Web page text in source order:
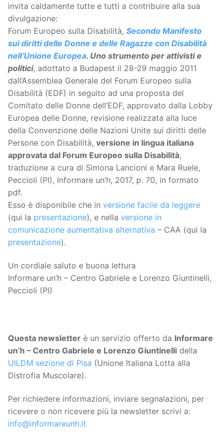
invita caldamente tutte e tutti a contribuire alla sua
divulgazione:
Forum Europeo sulla Disabilità, Secondo Manifesto
sui diritti delle Donne e delle Ragazze con Disabilità
nell’Unione Europea. Uno strumento per attivisti e
politici, adottato a Budapest il 28-29 maggio 2011
dall’Assemblea Generale del Forum Europeo sulla
Disabilità (EDF) in seguito ad una proposta del
Comitato delle Donne dell’EDF, approvato dalla Lobby
Europea delle Donne, revisione realizzata alla luce
della Convenzione delle Nazioni Unite sui diritti delle
Persone con Disabilità, versione in lingua italiana
approvata dal Forum Europeo sulla Disabilità,
traduzione a cura di Simona Lancioni e Mara Ruele,
Peccioli (PI), Informare un’h, 2017, p. 70, in formato
pdf.
Esso è disponibile che in versione facile da leggere
(qui la presentazione), e nella versione in
comunicazione aumentativa alternativa – CAA (qui la
presentazione).
Un cordiale saluto e buona lettura
Informare un’h – Centro Gabriele e Lorenzo Giuntinelli,
Peccioli (PI)
Questa newsletter è un servizio offerto da Informare
un’h – Centro Gabriele e Lorenzo Giuntinelli della
UILDM sezione di Pisa (Unione Italiana Lotta alla
Distrofia Muscolare).
Per richiedere informazioni, inviare segnalazioni, per
ricevere o non ricevere più la newsletter scrivi a:
info@informareunh.it